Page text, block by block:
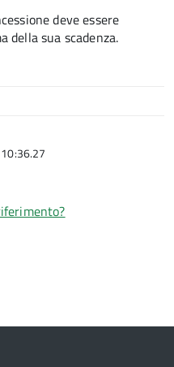
deve essere
della sua scadenza.